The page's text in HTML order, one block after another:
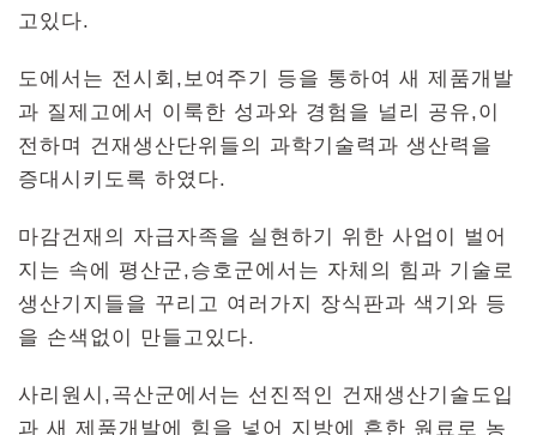
고있다.
도에서는 전시회,보여주기 등을 통하여 새 제품개발
과 질제고에서 이룩한 성과와 경험을 널리 공유,이
전하며 건재생산단위들의 과학기술력과 생산력을
증대시키도록 하였다.
마감건재의 자급자족을 실현하기 위한 사업이 벌어
지는 속에 평산군,승호군에서는 자체의 힘과 기술로
생산기지들을 꾸리고 여러가지 장식판과 색기와 등
을 손색없이 만들고있다.
사리원시,곡산군에서는 선진적인 건재생산기술도입
과 새 제품개발에 힘을 넣어 지방에 흔한 원료로 농